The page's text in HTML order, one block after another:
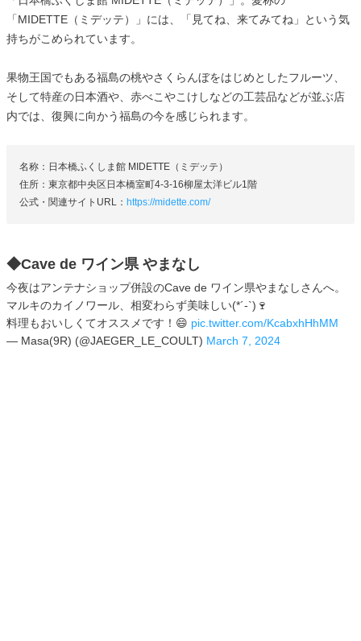
「MIDETTE（ミデッテ）」には、「見てね、来てみてね」という気
持ちがこめられています。
果物王国でもある福島の桃やさくらんぼをはじめとしたフルーツ、
そして特産の日本酒や、赤べこやこけしなどの工芸品などが並ぶ店
内では、復興に向かう福島の今を感じられます。
名称：日本橋ふくしま館 MIDETTE（ミデッテ）
住所：東京都中央区日本橋室町4-3-16柳屋太洋ビル1階
公式・関連サイトURL： https://midette.com/
◆Cave de ワイン県 やまなし
今夜はアンテナショップ併設のCave de ワイン県やまなしさんへ。
マルキのカイノワール、相変わらず美味しい(*´-`)🍷
料理もおいしくてオススメです！😄 pic.twitter.com/KcabxhHhMM
— Masa(9R) (@JAEGER_LE_COULT) March 7, 2024